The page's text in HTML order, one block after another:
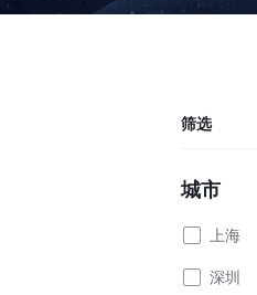
筛选
城市
上海
深圳